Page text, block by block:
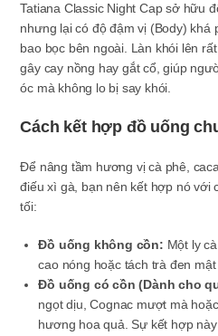
Tatiana Classic Night Cap sở hữu
nhưng lại có độ đậm vị (Body)
bao bọc bên ngoài. Làn khói lên
gây cay nồng hay gắt cổ, giúp
óc mà không lo bị say khói.
Cách kết hợp đồ uống
Để nâng tầm hương vị cà phê,
điếu xì gà, bạn nên kết hợp nó với
tối:
Đồ uống không cồn: Một ly
cao nóng hoặc tách trà đen
Đồ uống có cồn (Dành cho
ngọt dịu, Cognac mượt mà
hương hoa quả. Sự kết hợp